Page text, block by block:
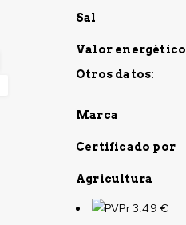
Sal
Valor energético
Otros datos:
Marca
Certificado por
Agricultura
PVPr 3.49 €